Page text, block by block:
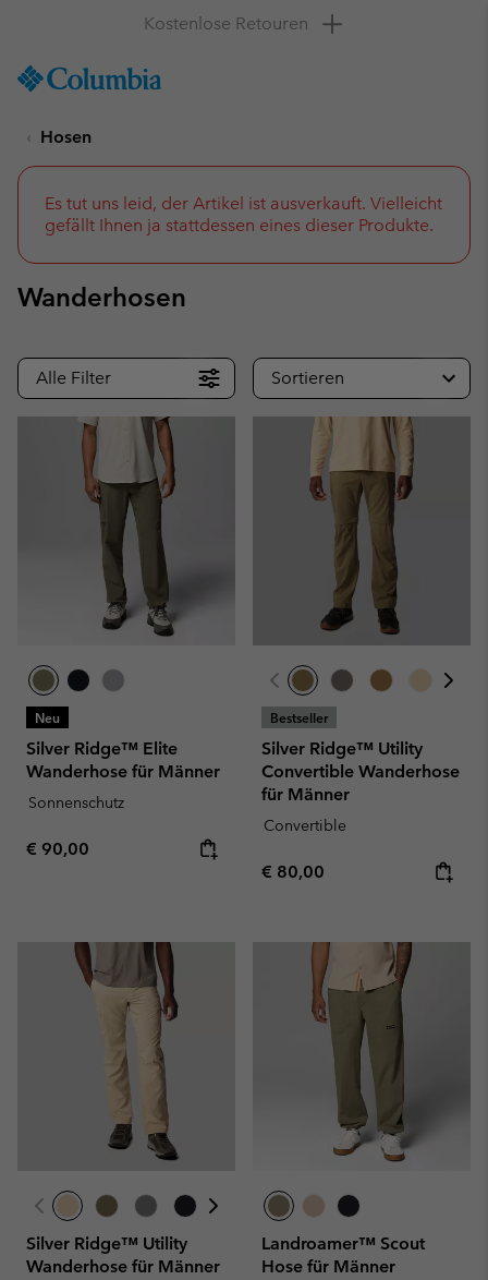
TO
SKIP
NAV
SKIP
TO
SEARCH
Mit Klarna und PayPal kannst du ganz flexibel
bezahlen
Hosen
Es tut uns leid, der Artikel ist ausverkauft. Vielleicht
gefällt Ihnen ja stattdessen eines dieser Produkte.
Wanderhosen
Alle Filter Sortieren
Neu
Silver Ridge™ Elite
Wanderhose für Männer
Sonnenschutz
Regular price:
€ 90,00
Bestseller
Silver Ridge™ Utility
Convertible Wanderhose
für Männer
Convertible
Regular price:
€ 80,00
Silver Ridge™ Utility
Wanderhose für Männer
Landroamer™ Scout
Hose für Männer